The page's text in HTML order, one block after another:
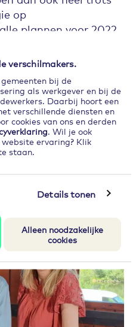
verschilmakers.
bij de
als werkgever en bij de
Daarbij hoort een
verschillende diensten en
cookies van ons en derden
. Wil je ook
ervaring? Klik
staan.
Details tonen
Alleen noodzakelijke
cookies
op
plannen voor 2022
het
biedt om
jouw organisatie op
op 15 februari